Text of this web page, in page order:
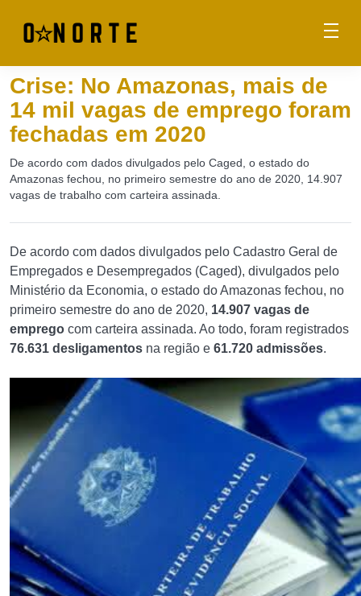
Crise: No Amazonas, mais de
14 mil vagas de emprego foram
fechadas em 2020
De acordo com dados divulgados pelo Caged, o estado do
Amazonas fechou, no primeiro semestre do ano de 2020, 14.907
vagas de trabalho com carteira assinada.
De acordo com dados divulgados pelo Cadastro Geral de
Empregados e Desempregados (Caged), divulgados pelo
Ministério da Economia, o estado do Amazonas fechou, no
primeiro semestre do ano de 2020, 14.907 vagas de
emprego com carteira assinada. Ao todo, foram registrados
76.631 desligamentos na região e 61.720 admissões.